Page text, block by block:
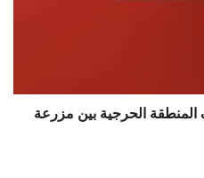
الحرجية بين مزرعة